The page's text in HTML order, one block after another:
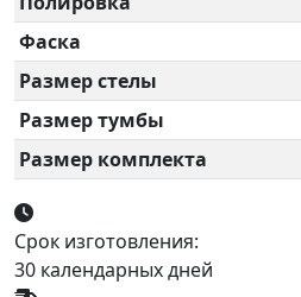
Фаска
Размер стелы
Размер тумбы
Размер комплекта
Срок изготовления:
30 календарных дней